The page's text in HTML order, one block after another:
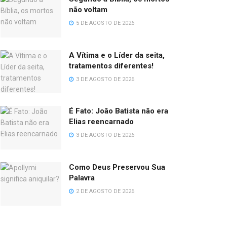
não voltam
5 DE AGOSTO DE 2026
A Vítima e o Líder da seita,
tratamentos diferentes!
3 DE AGOSTO DE 2026
É Fato: João Batista não era
Elias reencarnado
3 DE AGOSTO DE 2026
Como Deus Preservou Sua
Palavra
2 DE AGOSTO DE 2026